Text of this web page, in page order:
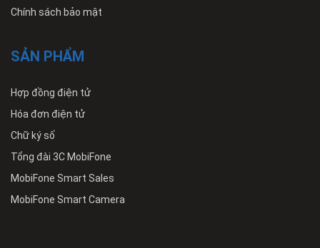
Chính sách bảo mật
SẢN PHẨM
Hợp đồng điện tử
Hóa đơn điện tử
Chữ ký số
Tổng đài 3C MobiFone
MobiFone Smart Sales
MobiFone Smart Camera